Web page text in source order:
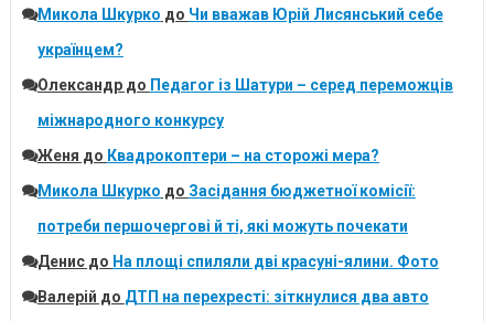
Микола Шкурко до Чи вважав Юрій Лисянський себе
українцем?
Олександрдо Педагог із Шатури – серед переможців
міжнародного конкурсу
Женя до Квадрокоптери – на сторожі мера?
Микола Шкурко до Засідання бюджетної комісії:
потреби першочергові й ті, які можуть почекати
Денисдо На площі спиляли дві красуні-ялини. Фото
Валерій до ДТП на перехресті: зіткнулися два авто